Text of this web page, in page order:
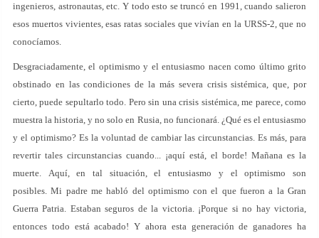
ingenieros, astronautas, etc. Y todo esto se truncó en 1991, cuando salieron
esos muertos vivientes, esas ratas sociales que vivían en la URSS-2, que no
conocíamos.
Desgraciadamente, el optimismo y el entusiasmo nacen como último grito
obstinado en las condiciones de la más severa crisis sistémica, que, por
cierto, puede sepultarlo todo. Pero sin una crisis sistémica, me parece, como
muestra la historia, y no solo en Rusia, no funcionará. ¿Qué es el entusiasmo
y el optimismo? Es la voluntad de cambiar las circunstancias. Es más, para
revertir tales circunstancias cuando... ¡aquí está, el borde! Mañana es la
muerte. Aquí, en tal situación, el entusiasmo y el optimismo son
posibles. Mi padre me habló del optimismo con el que fueron a la Gran
Guerra Patria. Estaban seguros de la victoria. ¡Porque si no hay victoria,
entonces todo está acabado! Y ahora esta generación de ganadores ha